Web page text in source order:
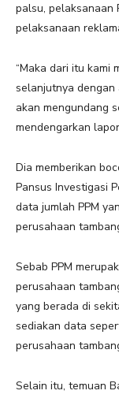
palsu, pelaksanaan
pelaksanaan
“Maka dari itu kami
selanjutnya
akan mengundang
mendengarkan
Dia memberikan
Pansus Investigasi
data jumlah PPM
perusahaan
Sebab PPM
perusahaan
yang berada di
sediakan data
perusahaan
Selain itu, temuan